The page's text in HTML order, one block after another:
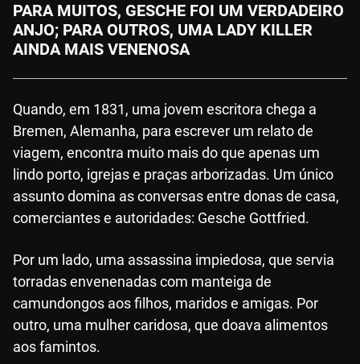
PARA MUITOS, GESCHE FOI UM VERDADEIRO
ANJO; PARA OUTROS, UMA LADY KILLER
AINDA MAIS VENENOSA
Quando, em 1831, uma jovem escritora chega a
Bremen, Alemanha, para escrever um relato de
viagem, encontra muito mais do que apenas um
lindo porto, igrejas e praças arborizadas. Um único
assunto domina as conversas entre donas de casa,
comerciantes e autoridades: Gesche Gottfried.
Por um lado, uma assassina impiedosa, que servia
torradas envenenadas com manteiga de
camundongos aos filhos, maridos e amigas. Por
outro, uma mulher caridosa, que doava alimentos
aos famintos.